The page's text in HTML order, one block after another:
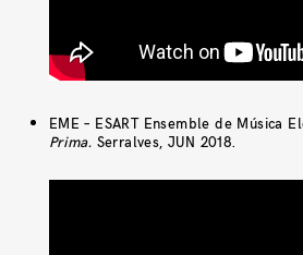
EME – ESART Ensemble de Música
Prima. Serralves, JUN 2018.